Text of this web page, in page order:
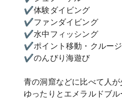
✔体験ダイビング
✔ファンダイビング
✔水中フィッシング
✔ポイント移動・クルー
✔のんびり海遊び
青の洞窟などに比べて人が
ゆったりとエメラルドブ